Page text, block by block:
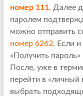
номер 111. Далее
паролем
можно отправить
номер 6262. Если и
«Получить пароль»
После, уже в
перейти в «личный
выбрать